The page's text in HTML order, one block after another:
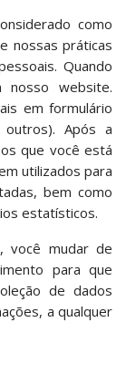
como
nossas práticas
Quando
nosso website.
em formulário
Após a
que você está
utilizados para
bem como
estatísticos.
você mudar de
para que
de dados
a qualquer